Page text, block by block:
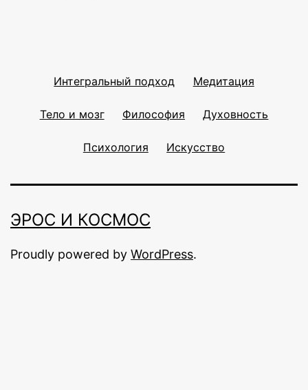
Интегральный подход Медитация
Тело и мозг Философия Духовность
Психология Искусство
ЭРОС И КОСМОС
Proudly powered by WordPress.